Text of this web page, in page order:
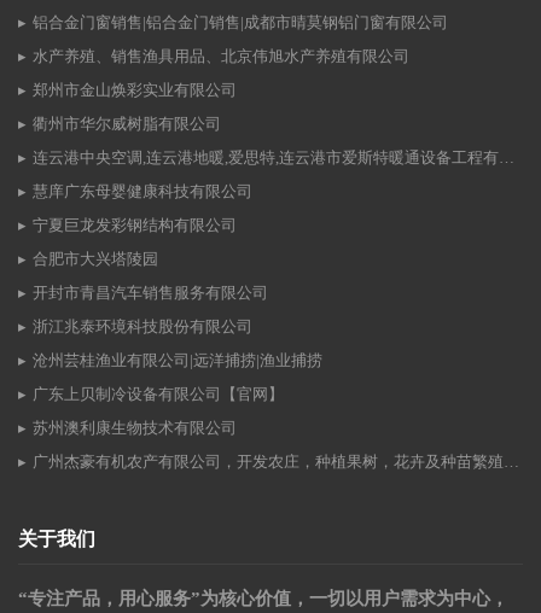
铝合金门窗销售|铝合金门销售|成都市晴莫钢铝门窗有限公司
水产养殖、销售渔具用品、北京伟旭水产养殖有限公司
郑州市金山焕彩实业有限公司
衢州市华尔威树脂有限公司
连云港中央空调,连云港地暖,爱思特,连云港市爱斯特暖通设备工程有限公司
慧庠广东母婴健康科技有限公司
宁夏巨龙发彩钢结构有限公司
合肥市大兴塔陵园
开封市青昌汽车销售服务有限公司
浙江兆泰环境科技股份有限公司
沧州芸桂渔业有限公司|远洋捕捞|渔业捕捞
广东上贝制冷设备有限公司【官网】
苏州澳利康生物技术有限公司
广州杰豪有机农产有限公司，开发农庄，种植果树，花卉及种苗繁殖，禽畜水产养殖及加工
关于我们
“专注产品，用心服务”为核心价值，一切以用户需求为中心，